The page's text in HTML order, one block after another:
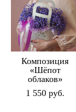
Композиция
«Шёпот
облаков»
1 550 pуб.